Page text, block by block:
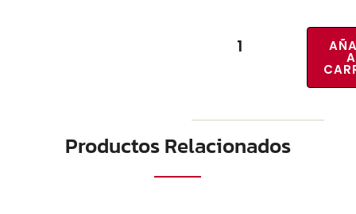
Productos Relacionados